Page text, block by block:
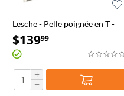
Lesche - Pelle poignée en T -
Sampson 36" avec double
denture
$13999
+
−